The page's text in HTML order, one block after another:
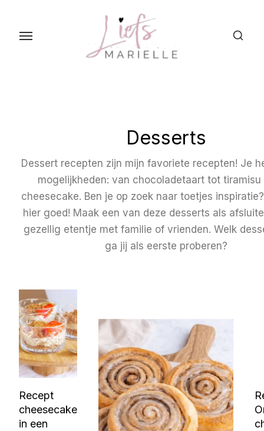
Desserts
Dessert recepten zijn mijn favoriete recepten! Je
mogelijkheden: van chocoladetaart tot tiramisu
cheesecake. Ben je op zoek naar toetjes
hier goed! Maak een van deze desserts als
gezellig etentje met familie of vrienden. Welk
ga jij als eerste proberen?
Recept
cheesecake
in een